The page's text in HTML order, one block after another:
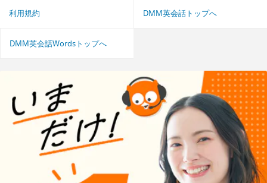
利用規約 DMM英会話トップへ
DMM英会話Wordsトップへ